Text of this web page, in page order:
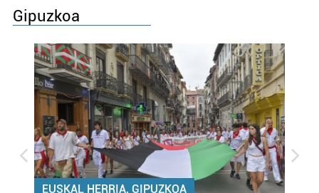
Gipuzkoa
EUSKAL HERRIA, GIPUZKOA